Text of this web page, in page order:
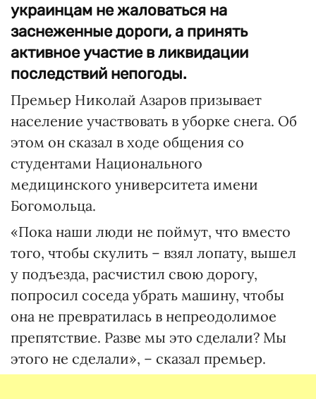
украинцам не жаловаться на
заснеженные дороги, а принять
активное участие в ликвидации
последствий непогоды.
Премьер Николай Азаров призывает
население участвовать в уборке снега. Об
этом он сказал в ходе общения со
студентами Национального
медицинского университета имени
Богомольца.
«Пока наши люди не поймут, что вместо
того, чтобы скулить – взял лопату, вышел
у подъезда, расчистил свою дорогу,
попросил соседа убрать машину, чтобы
она не превратилась в непреодолимое
препятствие. Разве мы это сделали? Мы
этого не сделали», – сказал премьер.